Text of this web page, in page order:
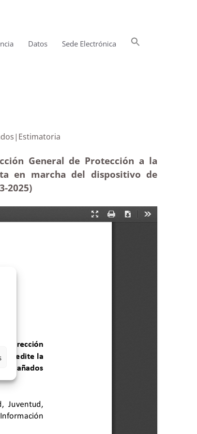
Datos Sede Electrónica
General de Protección a la
en marcha del dispositivo de
-2025)